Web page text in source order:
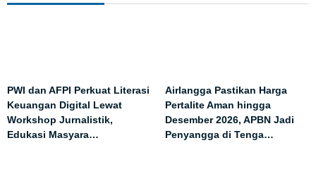
PWI dan AFPI Perkuat Literasi
Keuangan Digital Lewat
Workshop Jurnalistik,
Edukasi Masyara…
Airlangga Pastikan Harga
Pertalite Aman hingga
Desember 2026, APBN Jadi
Penyangga di Tenga…